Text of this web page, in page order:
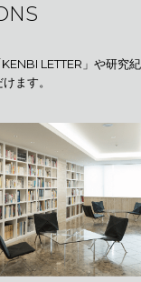
LETTER」や研究
ます。